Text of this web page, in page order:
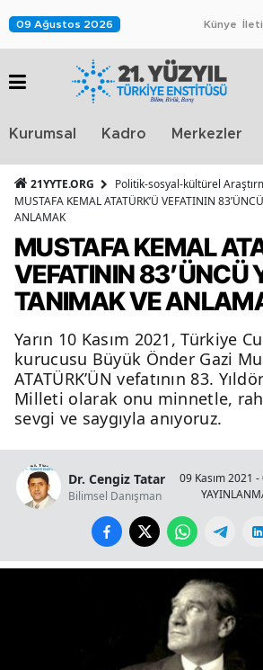
09 Ağustos 2026 Künye
Kurumsal Kadro Merkezler
21YYTE.ORG
Politik-sosyal-kültürel
MUSTAFA KEMAL ATATÜRK’Ü VEFATININ
ANLAMAK
MUSTAFA KEMAL
VEFATININ 83’ÜNCÜ
TANIMAK VE
Yarın 10 Kasım 2021, Türkiye
kurucusu Büyük Önder Gazi
ATATÜRK’ÜN vefatının 83.
Milleti olarak onu minnetle,
sevgi ve saygıyla anıyoruz.
Dr. Cengiz Tatar
Bilimsel Danışman
09 Kasım 2021